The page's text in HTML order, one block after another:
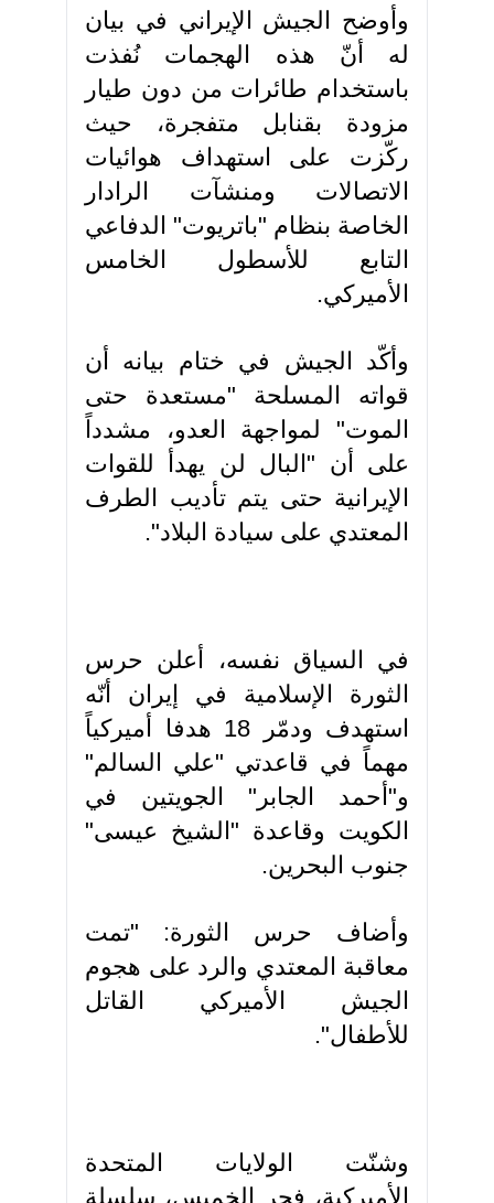
وأوضح الجيش الإيراني في بيان
له أنّ هذه الهجمات نُفذت
باستخدام طائرات من دون طيار
مزودة بقنابل متفجرة، حيث
ركّزت على استهداف هوائيات
الاتصالات ومنشآت الرادار
الخاصة بنظام "باتريوت" الدفاعي
التابع للأسطول الخامس
الأميركي.
وأكّد الجيش في ختام بيانه أن
قواته المسلحة "مستعدة حتى
الموت" لمواجهة العدو، مشدداً
على أن "البال لن يهدأ للقوات
الإيرانية حتى يتم تأديب الطرف
المعتدي على سيادة البلاد".
في السياق نفسه، أعلن حرس
الثورة الإسلامية في إيران أنّه
استهدف ودمّر 18 هدفا أميركياً
مهماً في قاعدتي "علي السالم"
و"أحمد الجابر" الجويتين في
الكويت وقاعدة "الشيخ عيسى"
جنوب البحرين.
وأضاف حرس الثورة: "تمت
معاقبة المعتدي والرد على هجوم
الجيش الأميركي القاتل
للأطفال".
وشنّت الولايات المتحدة
الأميركية، فجر الخميس، سلسلة